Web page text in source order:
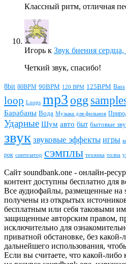
Классный ритм, отличная
Игорь к Звук биения сердца,
Четкий звук, спасибо!
8bit 80BPM 90BPM 120 BPM 125BPM Bass
loop Loops mp3 ogg
Барабаны Вода Музыка для фильмов
Ударные Шум авто быт бытовые
звук звуковые эффекты игры
рок синтезатор сэмплы техника толпа
Сайт soundbank.one - онлайн-
контент доступны бесплатно для
Все аудиофайлы, размещенные на
получены из открытых
бесплатным или себя таковыми
защищенные авторским правом,
исключительно для
приватной обстановке, без
дальнейшего использования,
Если вы считаете, что какой-